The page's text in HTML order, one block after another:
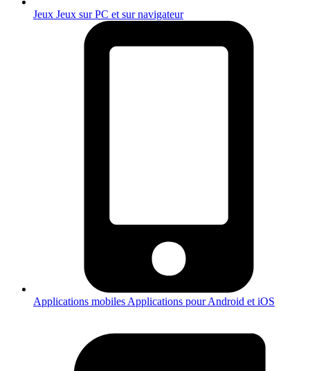
Jeux Jeux sur PC et sur navigateur
Applications mobiles Applications pour Android et iOS